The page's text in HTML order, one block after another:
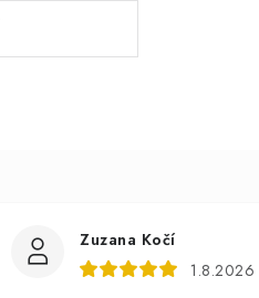
Zuzana Kočí
1.8.2026